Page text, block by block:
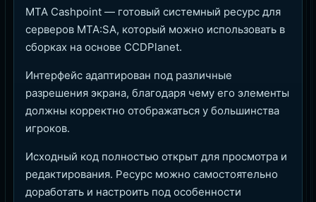
MTA Cashpoint — готовый системный ресурс для
серверов MTA:SA, который можно использовать в
сборках на основе CCDPlanet.
Интерфейс адаптирован под различные
разрешения экрана, благодаря чему его элементы
должны корректно отображаться у большинства
игроков.
Исходный код полностью открыт для просмотра и
редактирования. Ресурс можно самостоятельно
доработать и настроить под особенности